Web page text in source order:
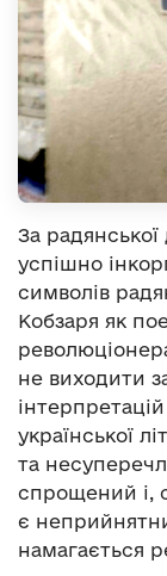
За
успішно
символів
Кобзаря як
не виходити
української
та
спрощений і,
є
намагається